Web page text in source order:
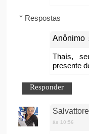
Respostas
Anônimo
Thaís,
presente
Responder
às 10:56